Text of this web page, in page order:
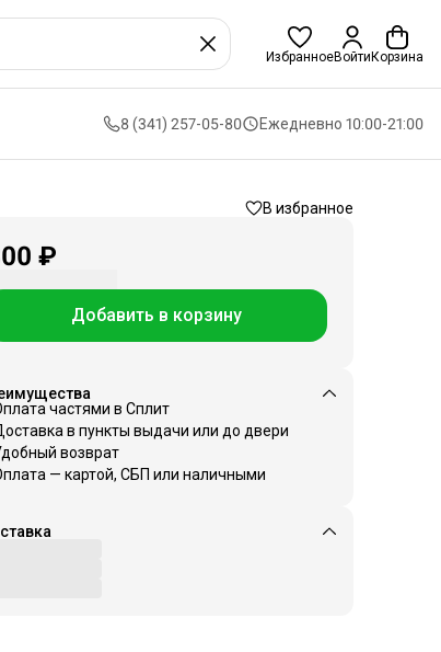
ИзбранноеВойти Корзина
8 (341) 257-05-80 Ежедневно 10:00-21:00
В избранное
₽
Добавить в корзину
частями в Сплит
в пункты выдачи или до двери
возврат
— картой, СБП или наличными